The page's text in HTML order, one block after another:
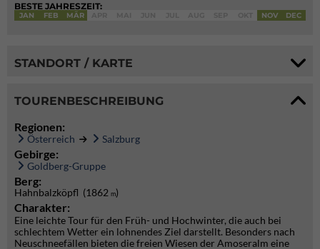
BESTE JAHRESZEIT:
JAN FEB MÄR NOV DEC
STANDORT / KARTE
TOURENBESCHREIBUNG
Regionen:
Österreich Salzburg
Gebirge:
Goldberg-Gruppe
Berg:
Hahnbalzköpfl (1862 m)
Charakter:
Eine leichte Tour für den Früh- und Hochwinter, die auch bei
schlechtem Wetter ein lohnendes Ziel darstellt. Besonders nach
Neuschneefällen bieten die freien Wiesen der Amoseralm eine